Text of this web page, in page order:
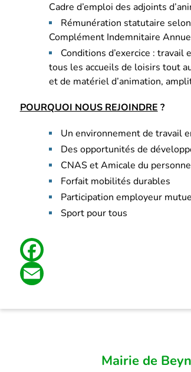
Cadre d’emploi des adjoints
Rémunération statutaire
Complément Indemnitaire
Conditions d’exercice :
tous les accueils de loisirs tout
et de matériel d’animation,
POURQUOI NOUS REJOINDRE ?
Un environnement de travail
Des opportunités de
CNAS et Amicale du
Forfait mobilités durables
Participation employeur
Sport pour tous
Facebook
Mairie de